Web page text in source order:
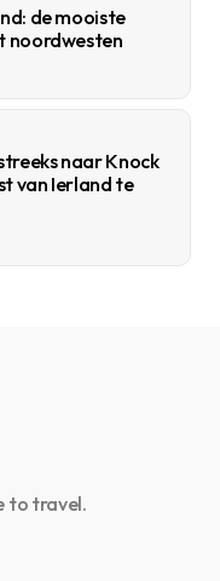
de mooiste
noordwesten
naar Knock
van Ierland te
to travel.